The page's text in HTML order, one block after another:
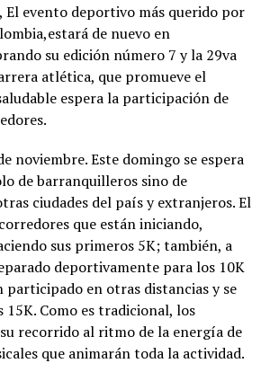
El evento deportivo más querido por
de nuevo en
su edición número 7 y la 29va
atlética, que promueve el
espera la participación de
noviembre. Este domingo se espera
de barranquilleros sino de
ciudades del país y extranjeros. El
que están iniciando,
sus primeros 5K; también, a
deportivamente para los 10K
participado en otras distancias y se
Como es tradicional, los
recorrido al ritmo de la energía de
que animarán toda la actividad.